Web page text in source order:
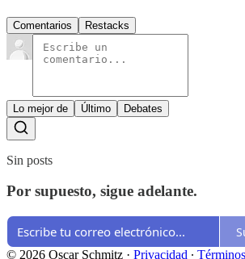
Comentarios Restacks
Lo mejor de Último Debates
Sin posts
Por supuesto, sigue adelante.
© 2026 Oscar Schmitz · Privacidad ∙ Términos